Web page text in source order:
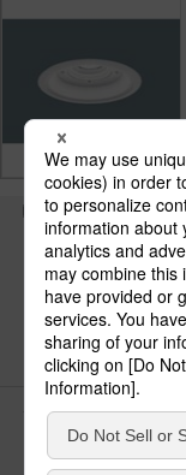
全て
チェック
パナソニ
サイトのご利用にあたっ
パ